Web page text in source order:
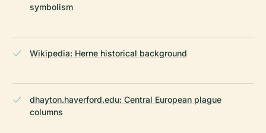
symbolism
Wikipedia: Herne historical background
dhayton.haverford.edu: Central European plague
columns